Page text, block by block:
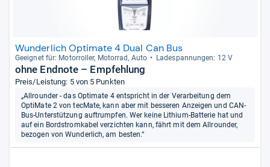
Wunderlich Optimate 4 Dual Can Bus
Geeig­net für: Motor­rol­ler, Motor­rad, Auto Lade­span­nun­gen: 12 V
ohne Endnote – Empfehlung
Preis/Leistung: 5 von 5 Punkten
„Allrounder - das Optimate 4 entspricht in der Verarbeitung dem
OptiMate 2 von tecMate, kann aber mit besseren Anzeigen und CAN-
Bus-Unterstützung auftrumpfen. Wer keine Lithium-Batterie hat und
auf ein Bordstromkabel verzichten kann, fährt mit dem Allrounder,
bezogen von Wunderlich, am besten.“